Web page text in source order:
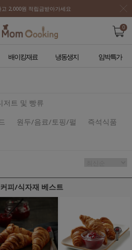
2,000원 적립금받아가세요
0
배이킹재료 냉동생지 임박특가
저트 및 빵류
원두/음료/토핑/펄
즉석식품
피/식자재 베스트